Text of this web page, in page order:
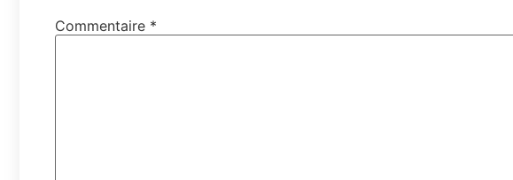
Commentaire *